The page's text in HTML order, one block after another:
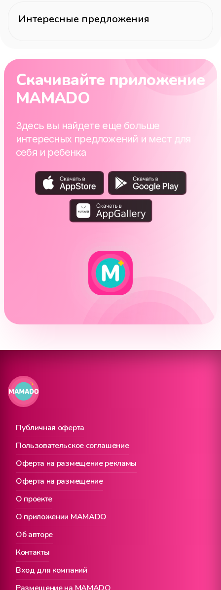
Интересные предложения
Скачивайте приложение
MAMADO
Здесь вы найдете еще больше
интересных предложений и мест для
себя и ребенка
Публичная оферта
О проекте
Вход для компаний
Пользовательское соглашение
О приложении MAMADO
Оферта на размещение рекламы
Об авторе
Оферта на размещение
Контакты